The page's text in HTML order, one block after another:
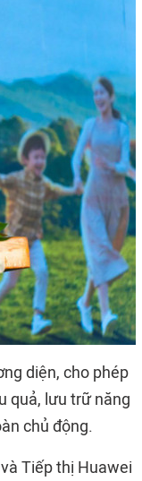
diện, cho phép
quả, lưu trữ năng
chủ động.
Tiếp thị Huawei